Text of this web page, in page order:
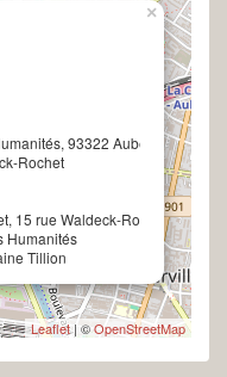
93322 Aubervilliers
Rochet
15 rue Waldeck-Rochet
Humanités
Tillion
×
Leaflet| ©OpenStreetMap